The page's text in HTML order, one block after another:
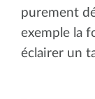
purement
exemple la
éclairer un